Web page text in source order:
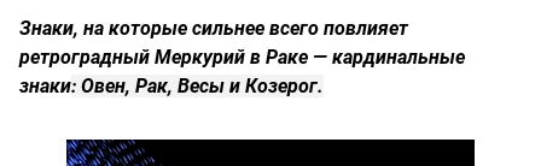
Знаки, на которые сильнее всего повлияет
ретроградный Меркурий в Раке — кардинальные
знаки: Овен, Рак, Весы и Козерог.